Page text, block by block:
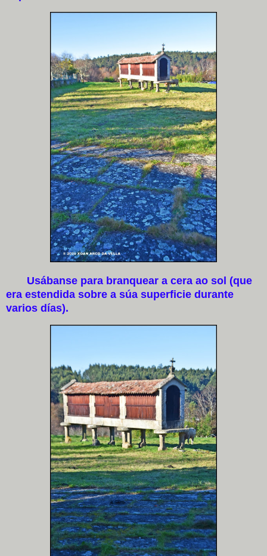
Usábanse para branquear a cera ao sol (que
era estendida sobre a súa superficie durante
varios días).